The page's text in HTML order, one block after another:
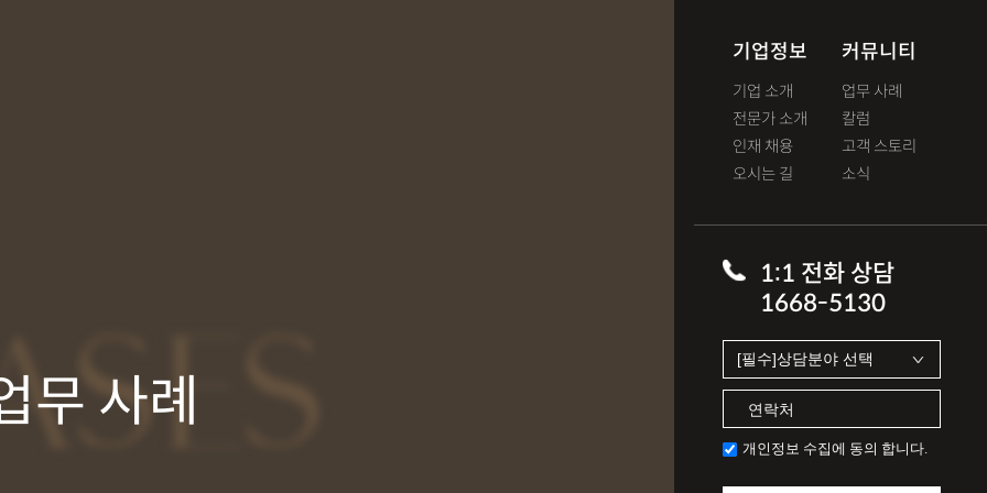
기업정보
기업 소개
전문가 소개
인재 채용
오시는 길
커뮤니티
업무 사례
칼럼
고객 스토리
소식
1:1 전화 상담
1668-5130
개인정보 수집에 동의 합니다.
무 사례